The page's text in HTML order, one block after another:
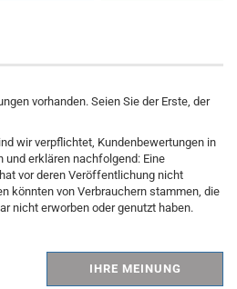
vorhanden. Seien Sie der Erste, der
wir verpflichtet, Kundenbewertungen in
und erklären nachfolgend: Eine
vor deren Veröffentlichung nicht
könnten von Verbrauchern stammen, die
nicht erworben oder genutzt haben.
IHRE MEINUNG